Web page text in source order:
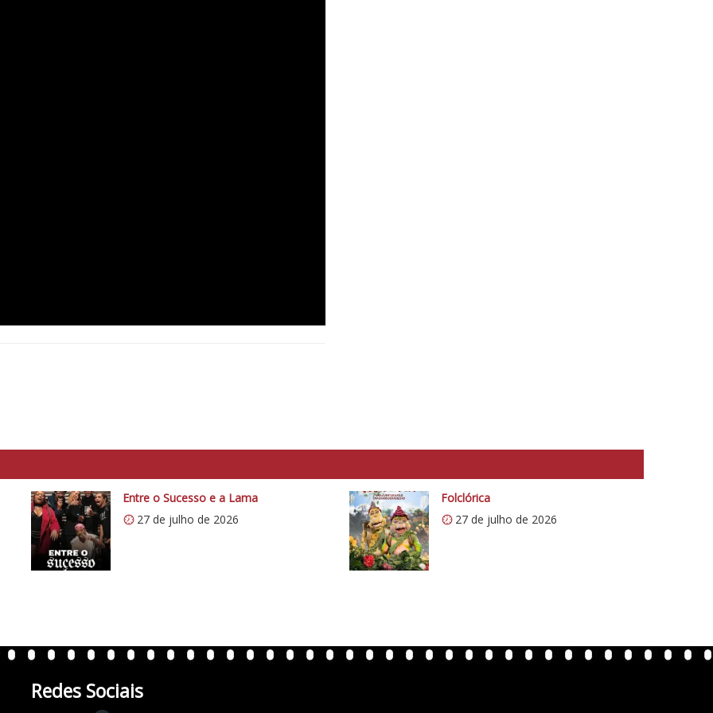
Entre o Sucesso e a Lama
27 de julho de 2026
Folclórica
27 de julho de 2026
Redes Sociais